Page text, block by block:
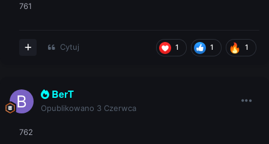
761
1 1 1
Cytuj
BerT
Opublikowano 3 Czerwca
762